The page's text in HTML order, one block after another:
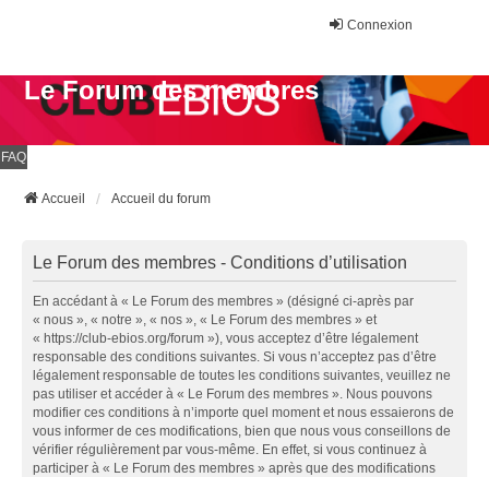
Connexion
Le Forum des membres
FAQ
Accueil Accueil du forum
Le Forum des membres - Conditions d’utilisation
En accédant à « Le Forum des membres » (désigné ci-après par
« nous », « notre », « nos », « Le Forum des membres » et
« https://club-ebios.org/forum »), vous acceptez d’être légalement
responsable des conditions suivantes. Si vous n’acceptez pas d’être
légalement responsable de toutes les conditions suivantes, veuillez ne
pas utiliser et accéder à « Le Forum des membres ». Nous pouvons
modifier ces conditions à n’importe quel moment et nous essaierons de
vous informer de ces modifications, bien que nous vous conseillons de
vérifier régulièrement par vous-même. En effet, si vous continuez à
participer à « Le Forum des membres » après que des modifications